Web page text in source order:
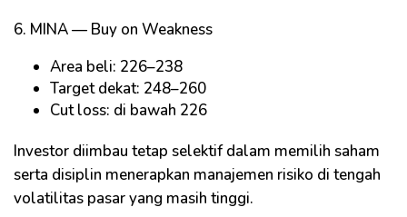
6. MINA — Buy on Weakness
Area beli: 226–238
Target dekat: 248–260
Cut loss: di bawah 226
Investor diimbau tetap selektif dalam memilih saham
serta disiplin menerapkan manajemen risiko di tengah
volatilitas pasar yang masih tinggi.